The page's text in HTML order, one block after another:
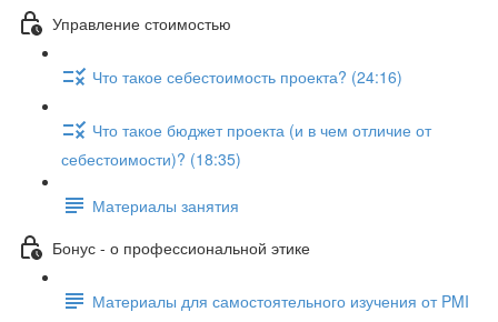
Управление стоимостью
Что такое себестоимость проекта? (24:16)
Что такое бюджет проекта (и в чем отличие от
себестоимости)? (18:35)
Материалы занятия
Бонус - о профессиональной этике
Материалы для самостоятельного изучения от PMI